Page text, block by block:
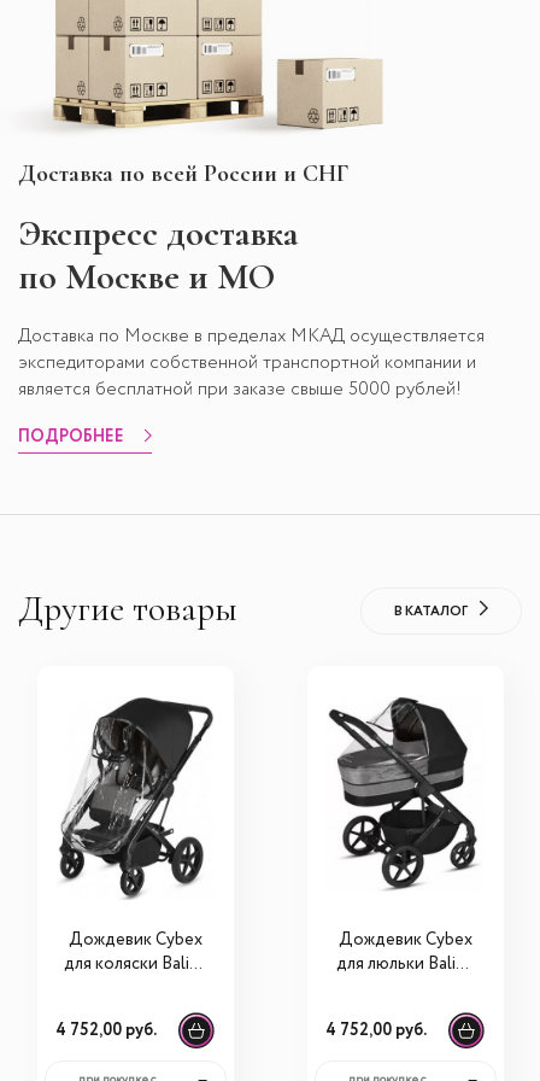
Доставка по всей России и СНГ
Экспресс доставка
по Москве и МО
Доставка по Москве в пределах МКАД осуществляется
экспедиторами собственной транспортной компании и
является бесплатной при заказе свыше 5000 рублей!
ПОДРОБНЕЕ
Другие товары В КАТАЛОГ
Дождевик Cybex
для коляски Balios
4 752,00 руб.
Дождевик Cybex
для люльки Balios
4 752,00 руб.